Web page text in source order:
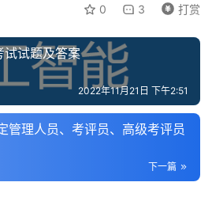
0 3 打赏
试题及答案
2022年11月21日 下午2:51
管理人员、考评员、高级考评员
下一篇